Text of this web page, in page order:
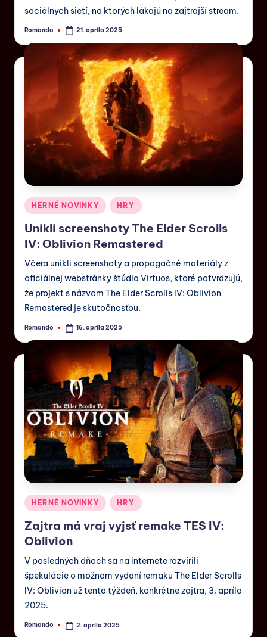
sociálnych sietí, na ktorých lákajú na zajtrajší stream.
Romando 21. apríla 2025
HERNÉ NOVINKY HRY
Unikli screenshoty The Elder Scrolls
IV: Oblivion Remastered
Včera unikli screenshoty a propagačné materiály z
oficiálnej webstránky štúdia Virtuos, ktoré potvrdzujú,
že projekt s názvom The Elder Scrolls IV: Oblivion
Remastered je skutočnosťou.
Romando 16. apríla 2025
HERNÉ NOVINKY HRY
Zajtra má vraj vyjsť remake TES IV:
Oblivion
V posledných dňoch sa na internete rozvírili
špekulácie o možnom vydaní remaku The Elder Scrolls
IV: Oblivion už tento týždeň, konkrétne zajtra, 3. apríla
2025.
Romando 2. apríla 2025